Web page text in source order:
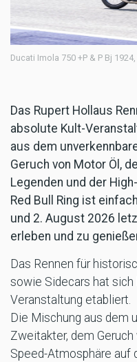
Ducati Imola 750 +P & P Bj
Das Rupert Hollaus
absolute Kult-
aus dem
Geruch von Motor Öl,
Legenden und der
Red Bull Ring ist
und 2. August 2026
erleben und zu
Das Rennen für
sowie Sidecars hat
Veranstaltung etabliert.
Die Mischung aus dem
Zweitakter, dem
Speed-Atmosphäre auf